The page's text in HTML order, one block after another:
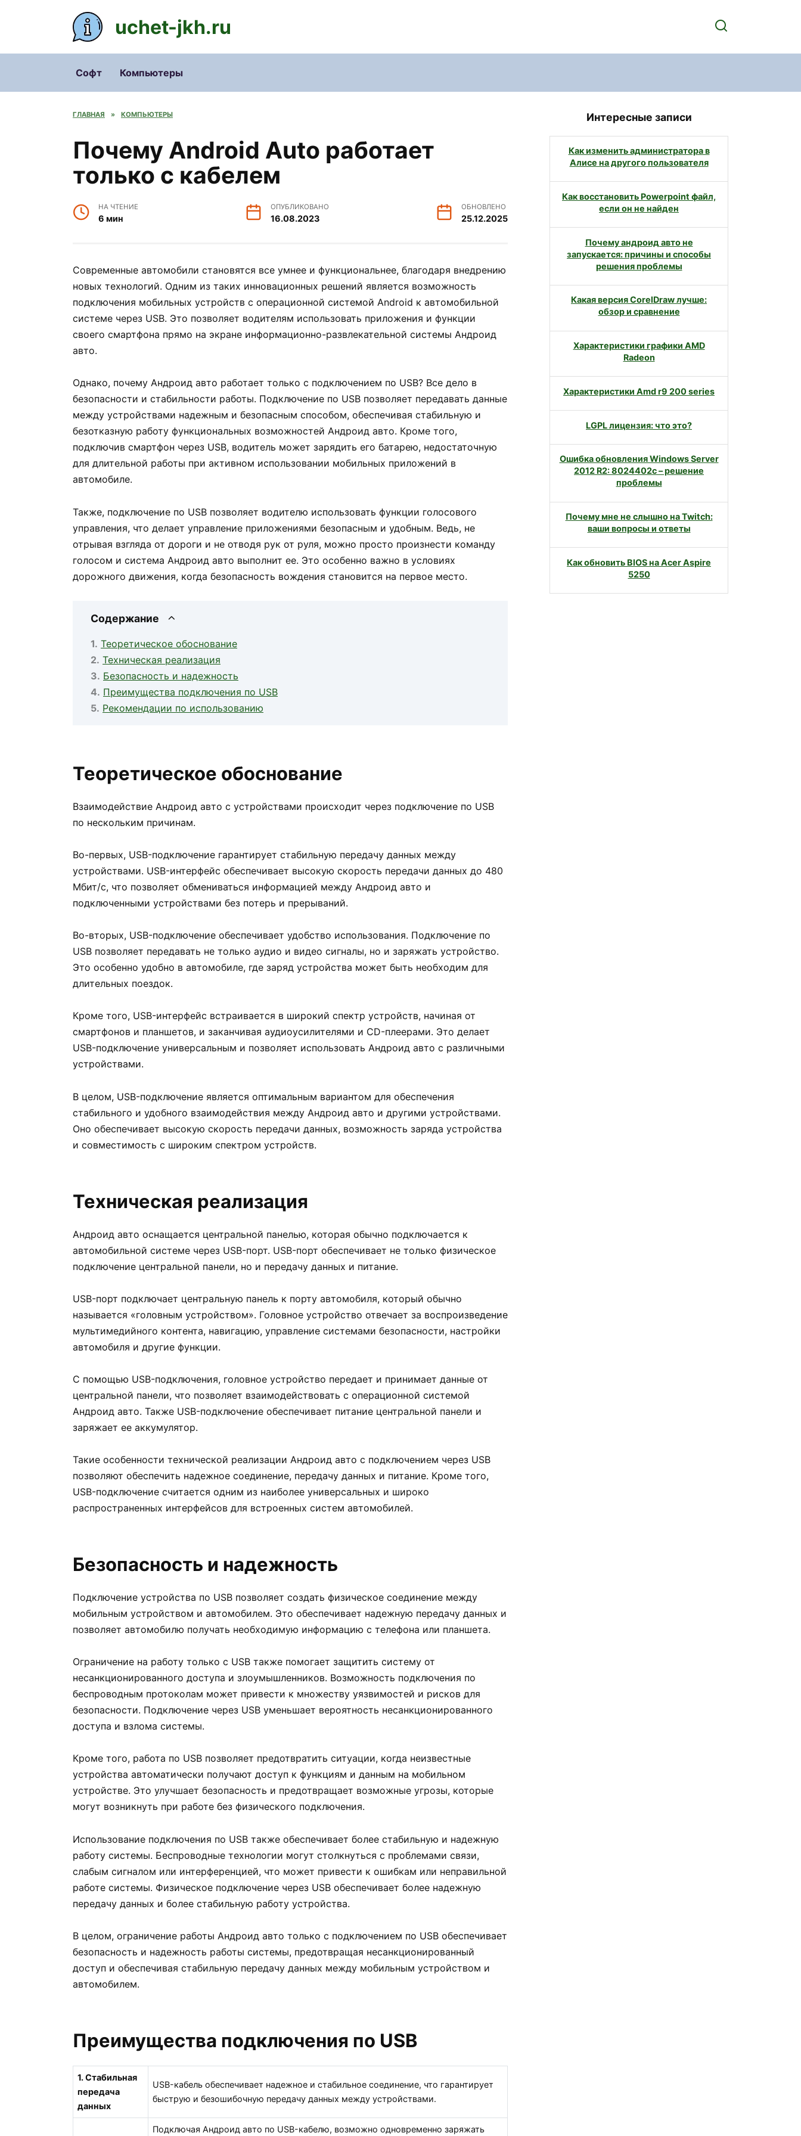
uchet-jkh.ru
Софт Компьютеры
ГЛАВНАЯ » КОМПЬЮТЕРЫ
Почему Android Auto работает
только с кабелем
НА ЧТЕНИЕ
6 мин
ОПУБЛИКОВАНО
16.08.2023
ОБНОВЛЕНО
25.12.2025
Современные автомобили становятся все умнее и функциональнее, благодаря внедрению
новых технологий. Одним из таких инновационных решений является возможность
подключения мобильных устройств с операционной системой Android к автомобильной
системе через USB. Это позволяет водителям использовать приложения и функции
своего смартфона прямо на экране информационно-развлекательной системы Андроид
авто.
Однако, почему Андроид авто работает только с подключением по USB? Все дело в
безопасности и стабильности работы. Подключение по USB позволяет передавать данные
между устройствами надежным и безопасным способом, обеспечивая стабильную и
безотказную работу функциональных возможностей Андроид авто. Кроме того,
подключив смартфон через USB, водитель может зарядить его батарею, недостаточную
для длительной работы при активном использовании мобильных приложений в
автомобиле.
Также, подключение по USB позволяет водителю использовать функции голосового
управления, что делает управление приложениями безопасным и удобным. Ведь, не
отрывая взгляда от дороги и не отводя рук от руля, можно просто произнести команду
голосом и система Андроид авто выполнит ее. Это особенно важно в условиях
дорожного движения, когда безопасность вождения становится на первое место.
Содержание
Теоретическое обоснование
Техническая реализация
Безопасность и надежность
Преимущества подключения по USB
Рекомендации по использованию
Теоретическое обоснование
Взаимодействие Андроид авто с устройствами происходит через подключение по USB
по нескольким причинам.
Во-первых, USB-подключение гарантирует стабильную передачу данных между
устройствами. USB-интерфейс обеспечивает высокую скорость передачи данных до 480
Мбит/с, что позволяет обмениваться информацией между Андроид авто и
подключенными устройствами без потерь и прерываний.
Во-вторых, USB-подключение обеспечивает удобство использования. Подключение по
USB позволяет передавать не только аудио и видео сигналы, но и заряжать устройство.
Это особенно удобно в автомобиле, где заряд устройства может быть необходим для
длительных поездок.
Кроме того, USB-интерфейс встраивается в широкий спектр устройств, начиная от
смартфонов и планшетов, и заканчивая аудиоусилителями и CD-плеерами. Это делает
USB-подключение универсальным и позволяет использовать Андроид авто с различными
устройствами.
В целом, USB-подключение является оптимальным вариантом для обеспечения
стабильного и удобного взаимодействия между Андроид авто и другими устройствами.
Оно обеспечивает высокую скорость передачи данных, возможность заряда устройства
и совместимость с широким спектром устройств.
Техническая реализация
Андроид авто оснащается центральной панелью, которая обычно подключается к
автомобильной системе через USB-порт. USB-порт обеспечивает не только физическое
подключение центральной панели, но и передачу данных и питание.
USB-порт подключает центральную панель к порту автомобиля, который обычно
называется «головным устройством». Головное устройство отвечает за воспроизведение
мультимедийного контента, навигацию, управление системами безопасности, настройки
автомобиля и другие функции.
С помощью USB-подключения, головное устройство передает и принимает данные от
центральной панели, что позволяет взаимодействовать с операционной системой
Андроид авто. Также USB-подключение обеспечивает питание центральной панели и
заряжает ее аккумулятор.
Такие особенности технической реализации Андроид авто с подключением через USB
позволяют обеспечить надежное соединение, передачу данных и питание. Кроме того,
USB-подключение считается одним из наиболее универсальных и широко
распространенных интерфейсов для встроенных систем автомобилей.
Безопасность и надежность
Подключение устройства по USB позволяет создать физическое соединение между
мобильным устройством и автомобилем. Это обеспечивает надежную передачу данных и
позволяет автомобилю получать необходимую информацию с телефона или планшета.
Ограничение на работу только с USB также помогает защитить систему от
несанкционированного доступа и злоумышленников. Возможность подключения по
беспроводным протоколам может привести к множеству уязвимостей и рисков для
безопасности. Подключение через USB уменьшает вероятность несанкционированного
доступа и взлома системы.
Кроме того, работа по USB позволяет предотвратить ситуации, когда неизвестные
устройства автоматически получают доступ к функциям и данным на мобильном
устройстве. Это улучшает безопасность и предотвращает возможные угрозы, которые
могут возникнуть при работе без физического подключения.
Использование подключения по USB также обеспечивает более стабильную и надежную
работу системы. Беспроводные технологии могут столкнуться с проблемами связи,
слабым сигналом или интерференцией, что может привести к ошибкам или неправильной
работе системы. Физическое подключение через USB обеспечивает более надежную
передачу данных и более стабильную работу устройства.
В целом, ограничение работы Андроид авто только с подключением по USB обеспечивает
безопасность и надежность работы системы, предотвращая несанкционированный
доступ и обеспечивая стабильную передачу данных между мобильным устройством и
автомобилем.
Преимущества подключения по USB
1. Стабильная
передача
данных
USB-кабель обеспечивает надежное и стабильное соединение, что гарантирует
быструю и безошибочную передачу данных между устройствами.
Подключая Андроид авто по USB-кабелю, возможно одновременно заряжать
Интересные записи
Как изменить администратора в
Алисе на другого пользователя
Как восстановить Powerpoint файл,
если он не найден
Почему андроид авто не
запускается: причины и способы
решения проблемы
Какая версия CorelDraw лучше:
обзор и сравнение
Характеристики графики AMD
Radeon
Характеристики Amd r9 200 series
LGPL лицензия: что это?
Ошибка обновления Windows Server
2012 R2: 8024402c – решение
проблемы
Почему мне не слышно на Twitch:
ваши вопросы и ответы
Как обновить BIOS на Acer Aspire
5250